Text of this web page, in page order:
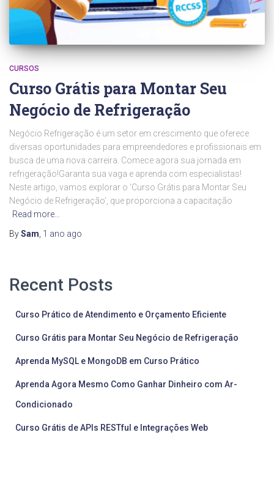
CURSOS
Curso Grátis para Montar Seu
Negócio de Refrigeração
Negócio Refrigeração é um setor em crescimento que oferece
diversas oportunidades para empreendedores e profissionais em
busca de uma nova carreira. Comece agora sua jornada em
refrigeração!Garanta sua vaga e aprenda com especialistas!
Neste artigo, vamos explorar o ‘Curso Grátis para Montar Seu
Negócio de Refrigeração’, que proporciona a capacitação
Read more…
BySam 1 ano ago
Recent Posts
Curso Prático de Atendimento e Orçamento Eficiente
Curso Grátis para Montar Seu Negócio de Refrigeração
Aprenda MySQL e MongoDB em Curso Prático
Aprenda Agora Mesmo Como Ganhar Dinheiro com Ar-
Condicionado
Curso Grátis de APIs RESTful e Integrações Web